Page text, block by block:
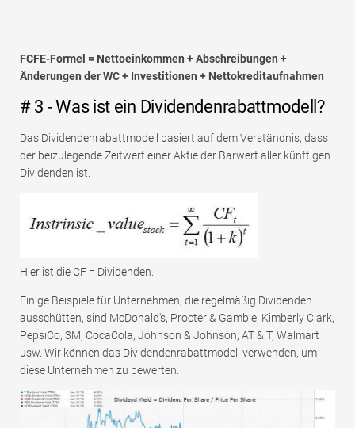
FCFE-Formel = Nettoeinkommen + Abschreibungen +
Änderungen der WC + Investitionen + Nettokreditaufnahmen
# 3 - Was ist ein Dividendenrabattmodell?
Das Dividendenrabattmodell basiert auf dem Verständnis, dass
der beizulegende Zeitwert einer Aktie der Barwert aller künftigen
Dividenden ist.
Hier ist die CF = Dividenden.
Einige Beispiele für Unternehmen, die regelmäßig Dividenden
ausschütten, sind McDonald's, Procter & Gamble, Kimberly Clark,
PepsiCo, 3M, CocaCola, Johnson & Johnson, AT & T, Walmart
usw. Wir können das Dividendenrabattmodell verwenden, um
diese Unternehmen zu bewerten.